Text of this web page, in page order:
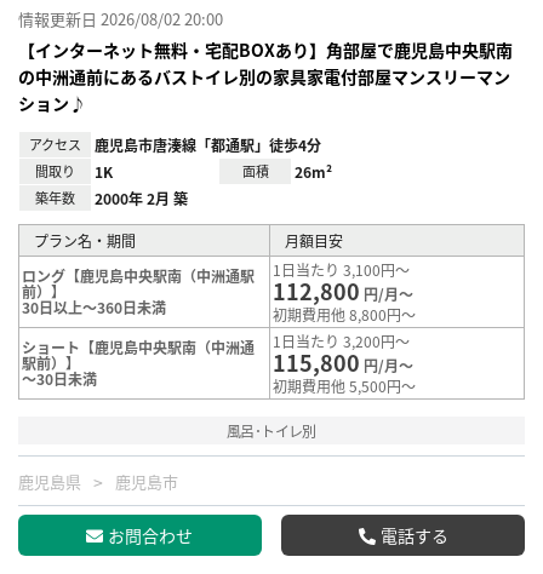
情報更新日 2026/08/02 20:00
【インターネット無料・宅配BOXあり】角部屋で鹿児島中央駅南
の中洲通前にあるバストイレ別の家具家電付部屋マンスリーマン
ション♪
アクセス 鹿児島市唐湊線「都通駅」徒歩4分
間取り 1K 面積 26m²
築年数 2000年 2月 築
プラン名・期間
月額目安
ロング【鹿児島中央駅南（中洲通駅
前）】
30日以上～360日未満
1日当たり 3,100円～
112,800 円/月～
初期費用他 8,800円～
ショート【鹿児島中央駅南（中洲通
駅前）】
～30日未満
1日当たり 3,200円～
115,800 円/月～
初期費用他 5,500円～
風呂･トイレ別
鹿児島県 鹿児島市
お問合わせ 電話する